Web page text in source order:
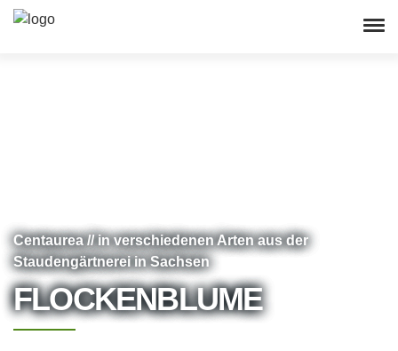
Centaurea // in verschiedenen Arten aus der
Staudengärtnerei in Sachsen
FLOCKENBLUME